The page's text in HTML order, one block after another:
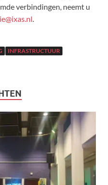
verbindingen, neemt u
INFRASTRUCTUUR